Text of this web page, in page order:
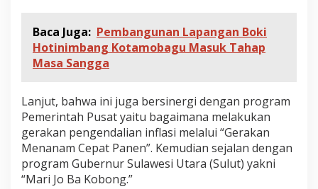
Baca Juga: Pembangunan Lapangan Boki
Hotinimbang Kotamobagu Masuk Tahap
Masa Sangga
Lanjut, bahwa ini juga bersinergi dengan program
Pemerintah Pusat yaitu bagaimana melakukan
gerakan pengendalian inflasi melalui “Gerakan
Menanam Cepat Panen”. Kemudian sejalan dengan
program Gubernur Sulawesi Utara (Sulut) yakni
“Mari Jo Ba Kobong.”